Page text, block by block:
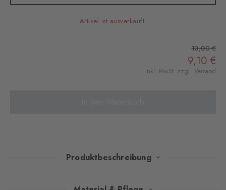
Artikel ist ausverkauft.
13,00 €
9,10 €
inkl. MwSt. zzgl. Versand
Produktbeschreibung
Diese Socken vereinen ein modern interpretiertes Argyle-Muster